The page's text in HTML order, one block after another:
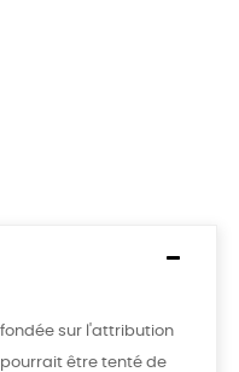
sur l'attribution
être tenté de